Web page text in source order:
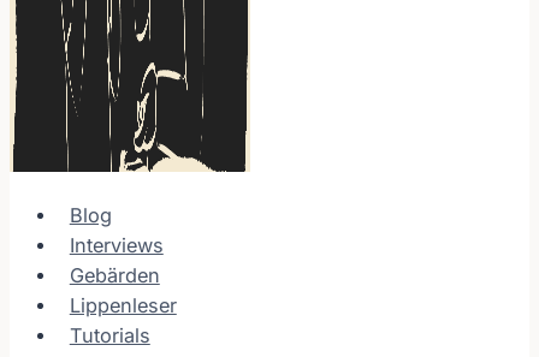
Blog
Interviews
Gebärden
Lippenleser
Tutorials